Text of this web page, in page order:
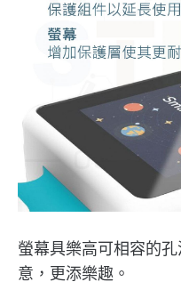
螢幕具樂高可相容的
意，更添樂趣。